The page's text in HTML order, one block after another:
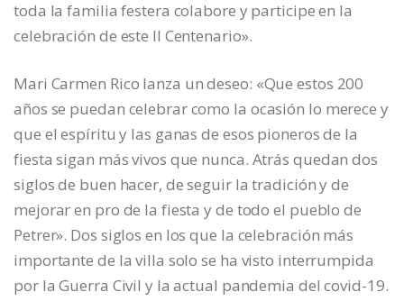
toda la familia festera colabore y participe en la
celebración de este II Centenario».
Mari Carmen Rico lanza un deseo: «Que estos 200
años se puedan celebrar como la ocasión lo merece y
que el espíritu y las ganas de esos pioneros de la
fiesta sigan más vivos que nunca. Atrás quedan dos
siglos de buen hacer, de seguir la tradición y de
mejorar en pro de la fiesta y de todo el pueblo de
Petrer». Dos siglos en los que la celebración más
importante de la villa solo se ha visto interrumpida
por la Guerra Civil y la actual pandemia del covid-19.